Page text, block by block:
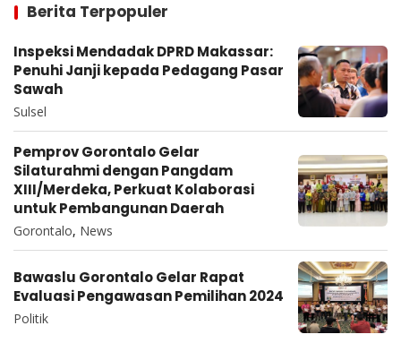
Berita Terpopuler
Inspeksi Mendadak DPRD Makassar:
Penuhi Janji kepada Pedagang Pasar
Sawah
Sulsel
Pemprov Gorontalo Gelar
Silaturahmi dengan Pangdam
XIII/Merdeka, Perkuat Kolaborasi
untuk Pembangunan Daerah
Gorontalo, News
Bawaslu Gorontalo Gelar Rapat
Evaluasi Pengawasan Pemilihan 2024
Politik